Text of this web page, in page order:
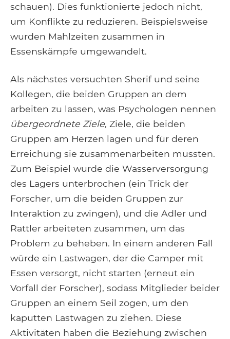
schauen). Dies funktionierte jedoch nicht,
um Konflikte zu reduzieren. Beispielsweise
wurden Mahlzeiten zusammen in
Essenskämpfe umgewandelt.
Als nächstes versuchten Sherif und seine
Kollegen, die beiden Gruppen an dem
arbeiten zu lassen, was Psychologen nennen
übergeordnete Ziele, Ziele, die beiden
Gruppen am Herzen lagen und für deren
Erreichung sie zusammenarbeiten mussten.
Zum Beispiel wurde die Wasserversorgung
des Lagers unterbrochen (ein Trick der
Forscher, um die beiden Gruppen zur
Interaktion zu zwingen), und die Adler und
Rattler arbeiteten zusammen, um das
Problem zu beheben. In einem anderen Fall
würde ein Lastwagen, der die Camper mit
Essen versorgt, nicht starten (erneut ein
Vorfall der Forscher), sodass Mitglieder beider
Gruppen an einem Seil zogen, um den
kaputten Lastwagen zu ziehen. Diese
Aktivitäten haben die Beziehung zwischen